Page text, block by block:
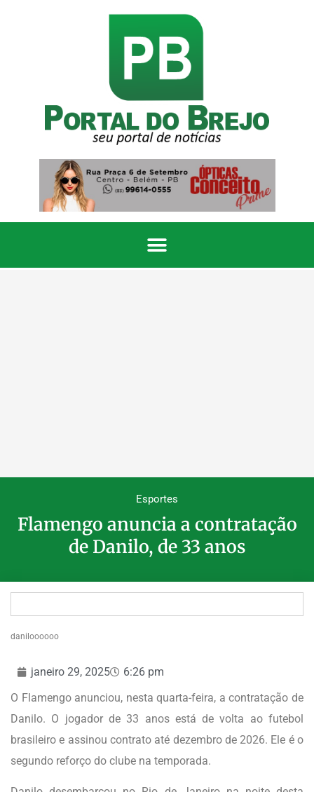
Esportes
Flamengo anuncia a contratação
de Danilo, de 33 anos
daniloooooo
janeiro 29, 2025
6:26 pm
O Flamengo anunciou, nesta quarta-feira, a contratação de
Danilo. O jogador de 33 anos está de volta ao futebol
brasileiro e assinou contrato até dezembro de 2026. Ele é o
segundo reforço do clube na temporada.